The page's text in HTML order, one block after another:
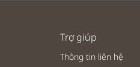
Trợ giúp
Thông tin liên hệ